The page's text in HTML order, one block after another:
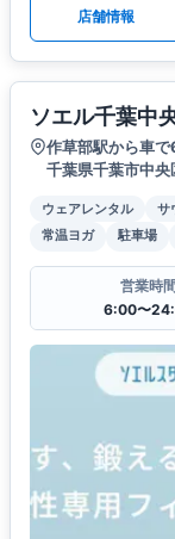
店舗情報
ソエル千葉中
作草部駅から車
千葉県千葉市中
ウェアレンタル サ
常温ヨガ
駐車場
営業時間
6:00〜